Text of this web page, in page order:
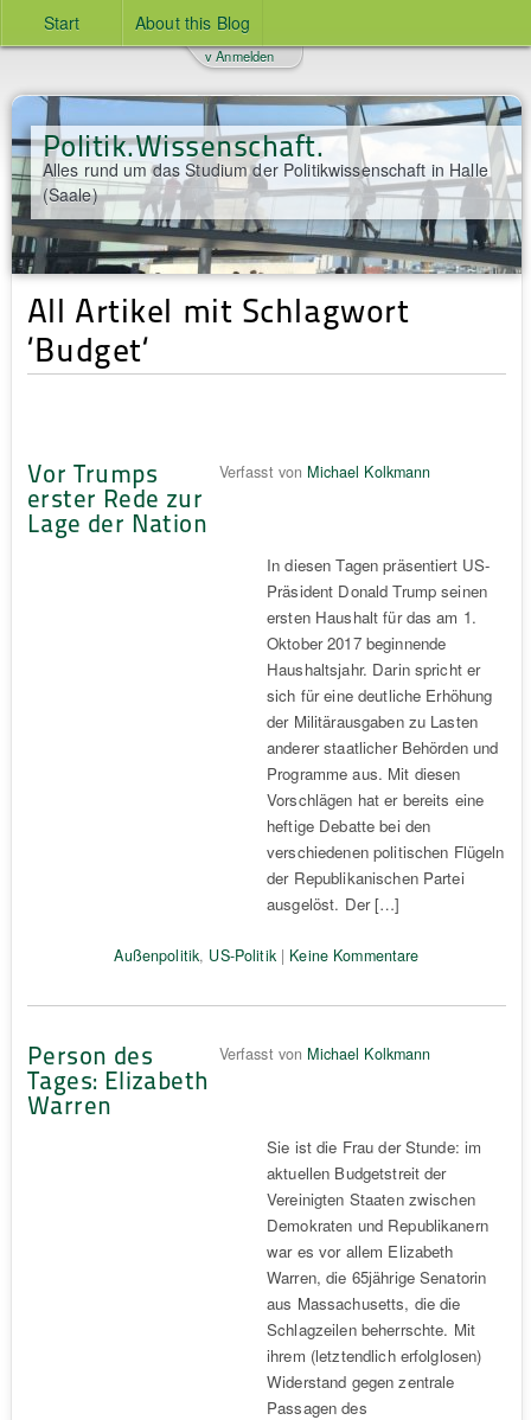
Start About this Blog
Politik.Wissenschaft.
Alles rund um das Studium der Politikwissenschaft in Halle
(Saale)
v Anmelden
All Artikel mit Schlagwort
‘Budget‘
Vor Trumps
erster Rede zur
Lage der Nation
Verfasst von Michael Kolkmann
In diesen Tagen präsentiert US-
Präsident Donald Trump seinen
ersten Haushalt für das am 1.
Oktober 2017 beginnende
Haushaltsjahr. Darin spricht er
sich für eine deutliche Erhöhung
der Militärausgaben zu Lasten
anderer staatlicher Behörden und
Programme aus. Mit diesen
Vorschlägen hat er bereits eine
heftige Debatte bei den
verschiedenen politischen Flügeln
der Republikanischen Partei
ausgelöst. Der […]
Außenpolitik, US-Politik| Keine Kommentare
Person des
Tages: Elizabeth
Warren
Verfasst von Michael Kolkmann
Sie ist die Frau der Stunde: im
aktuellen Budgetstreit der
Vereinigten Staaten zwischen
Demokraten und Republikanern
war es vor allem Elizabeth
Warren, die 65jährige Senatorin
aus Massachusetts, die die
Schlagzeilen beherrschte. Mit
ihrem (letztendlich erfolglosen)
Widerstand gegen zentrale
Passagen des